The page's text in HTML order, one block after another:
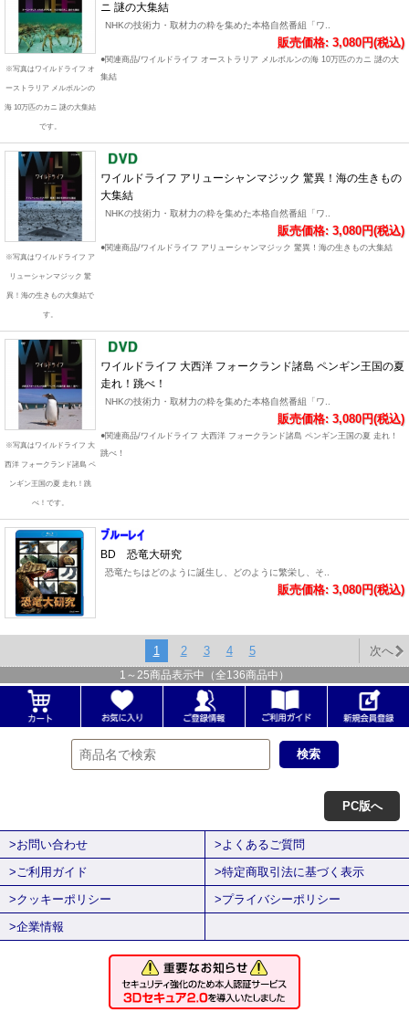
※写真はワイルドライフ オ
ーストラリア メルボルンの
海 10万匹のカニ 謎の大集結
です。
ニ 謎の大集結
NHKの技術力・取材力の粋を集めた本格自然番組「ワ..
販売価格: 3,080円(税込)
●関連商品/ワイルドライフ オーストラリア メルボルンの海 10万匹のカニ 謎の大
集結
※写真はワイルドライフ ア
リューシャンマジック 驚
異！海の生きもの大集結で
す。
ワイルドライフ アリューシャンマジック 驚異！海の生きもの
大集結
NHKの技術力・取材力の粋を集めた本格自然番組「ワ..
販売価格: 3,080円(税込)
●関連商品/ワイルドライフ アリューシャンマジック 驚異！海の生きもの大集結
※写真はワイルドライフ 大
西洋 フォークランド諸島 ペ
ンギン王国の夏 走れ！跳
べ！です。
ワイルドライフ 大西洋 フォークランド諸島 ペンギン王国の夏
走れ！跳べ！
NHKの技術力・取材力の粋を集めた本格自然番組「ワ..
販売価格: 3,080円(税込)
●関連商品/ワイルドライフ 大西洋 フォークランド諸島 ペンギン王国の夏 走れ！
跳べ！
BD 恐竜大研究
恐竜たちはどのように誕生し、どのように繁栄し、そ..
販売価格: 3,080円(税込)
1 2 3 4 5 次へ
1 ～ 25商品表示中（全136商品中）
PC版へ
>お問い合わせ
>よくあるご質問
>ご利用ガイド
>特定商取引法に基づく表示
>クッキーポリシー
>プライバシーポリシー
>企業情報